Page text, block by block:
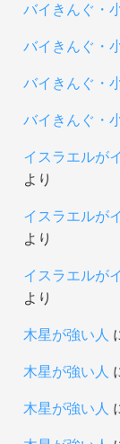
バイきんぐ・
バイきんぐ・
バイきんぐ・
バイきんぐ・
イスラエルが
より
イスラエルが
より
イスラエルが
より
木星が強い人
木星が強い人
木星が強い人